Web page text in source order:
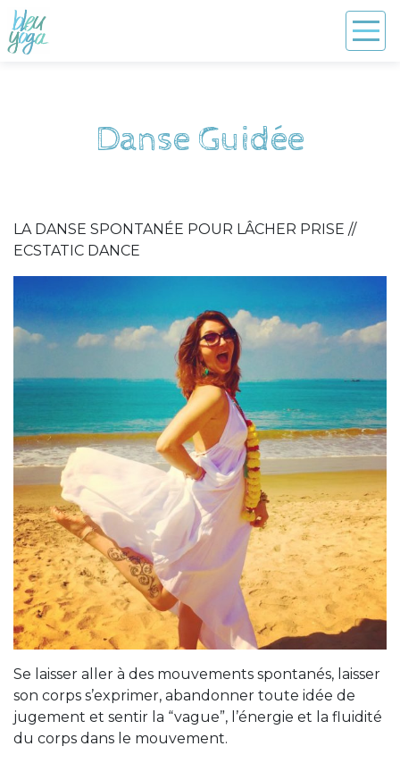
Danse Guidée
LA DANSE SPONTANÉE POUR LÂCHER PRISE //
ECSTATIC DANCE
Se laisser aller à des mouvements spontanés, laisser
son corps s’exprimer, abandonner toute idée de
jugement et sentir la “vague”, l’énergie et la fluidité
du corps dans le mouvement.